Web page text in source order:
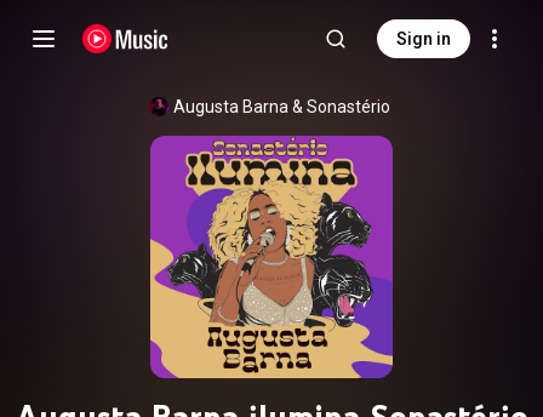
Sign in
Augusta Barna & Sonastério